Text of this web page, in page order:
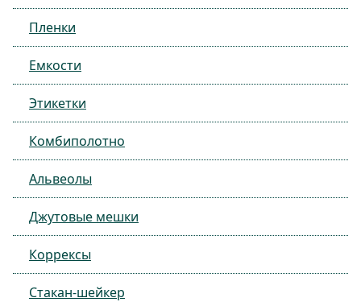
Пленки
Емкости
Этикетки
Комбиполотно
Альвеолы
Джутовые мешки
Коррексы
Стакан-шейкер